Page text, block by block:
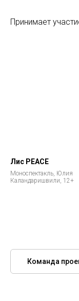
Принимает
Лис PEACE
Моноспектакль, Юлия
Каландаришвили, 12+
Команда